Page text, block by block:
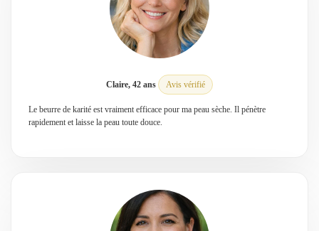
Claire, 42 ans Avis vérifié
Le beurre de karité est vraiment efficace pour ma peau sèche. Il pénètre
rapidement et laisse la peau toute douce.